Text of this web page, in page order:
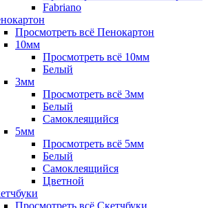
Fabriano
Просмотреть всё Пенокартон
10мм
Просмотреть всё 10мм
Белый
3мм
Просмотреть всё 3мм
Белый
Самоклеящийся
5мм
Просмотреть всё 5мм
Белый
Самоклеящийся
Цветной
Просмотреть всё Скетчбуки